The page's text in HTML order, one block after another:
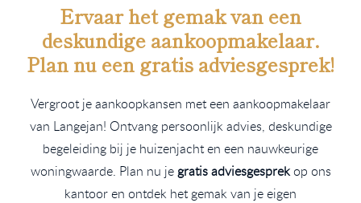
Ervaar het gemak van een
deskundige aankoopmakelaar.
Plan nu een gratis adviesgesprek!
Vergroot je aankoopkansen met een aankoopmakelaar
van Langejan! Ontvang persoonlijk advies, deskundige
begeleiding bij je huizenjacht en een nauwkeurige
woningwaarde. Plan nu jegratis adviesgesprekop ons
kantoor en ontdek het gemak van je eigen